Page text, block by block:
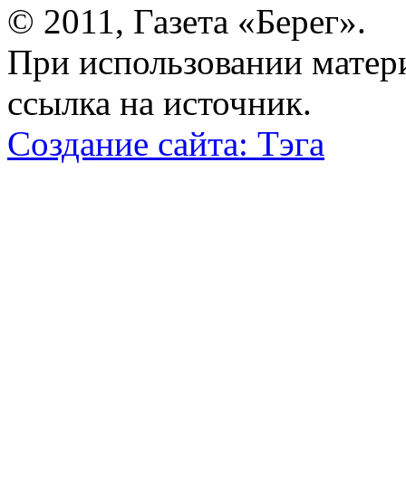
© 2011, Газета «Берег».
При использовании
ссылка на источник.
Создание сайта: Тэга